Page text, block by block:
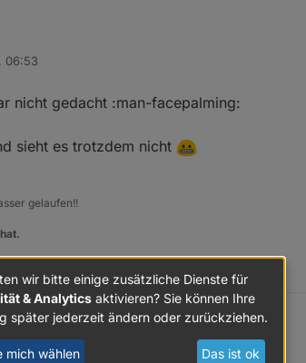
an.
06:53
nicht gedacht :man-facepalming:
sieht es trotzdem nicht
gelaufen!!
Untergang
wir bitte einige zusätzliche Dienste für
& Analytics aktivieren? Sie können Ihre
später jederzeit ändern oder zurückziehen.
mich wählen Das ist ok